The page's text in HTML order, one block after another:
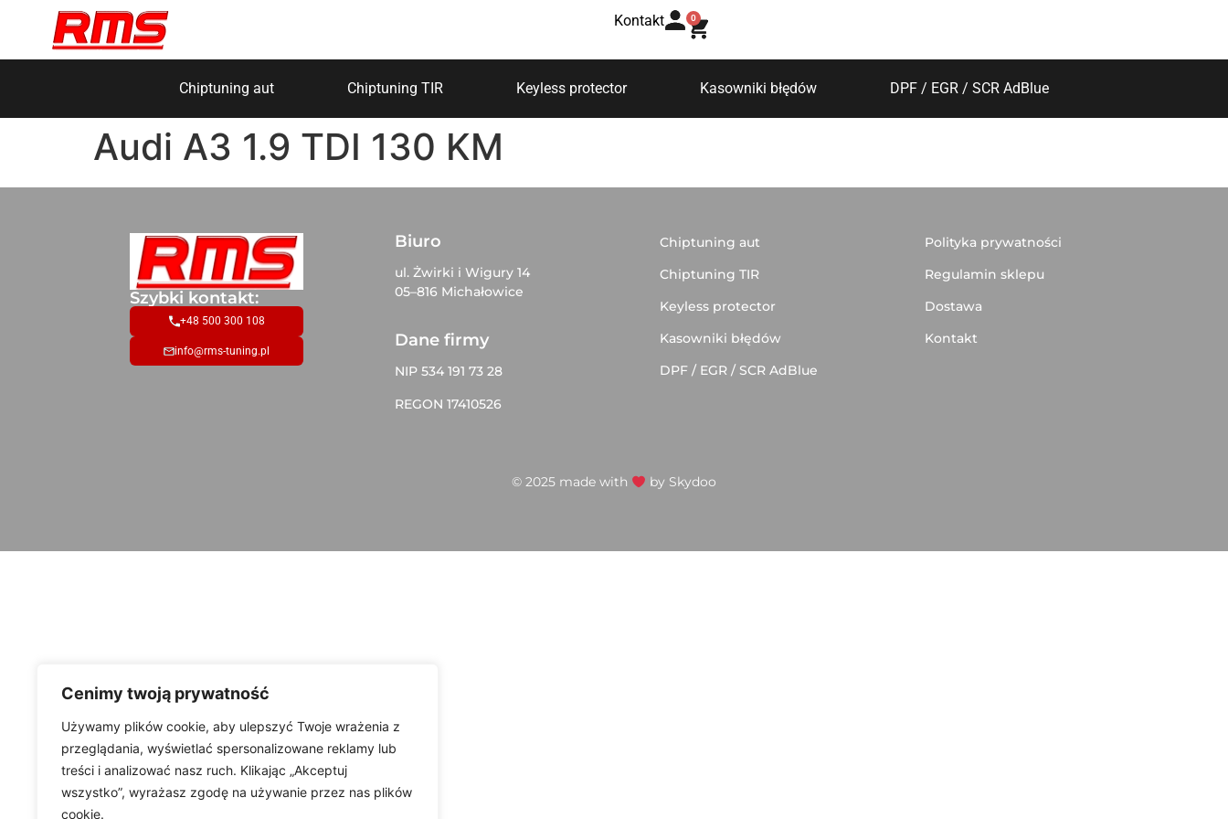
Cenimy twoją prywatność
Używamy plików cookie, aby ulepszyć Twoje wrażenia z
przeglądania, wyświetlać spersonalizowane reklamy lub
treści i analizować nasz ruch. Klikając „Akceptuj
wszystko”, wyrażasz zgodę na używanie przez nas plików
cookie.
Kontakt 0
Chiptuning aut Chiptuning TIR Keyless protector Kasowniki błędów DPF / EGR / SCR AdBlue
Audi A3 1.9 TDI 130 KM
Szybki kontakt:
+48 500 300 108
info@rms-tuning.pl
Biuro
ul. Żwirki i Wigury 14
05–816 Michałowice
Dane firmy
NIP 534 191 73 28
REGON 17410526
Chiptuning aut
Chiptuning TIR
Keyless protector
Kasowniki błędów
DPF / EGR / SCR AdBlue
Polityka prywatności
Regulamin sklepu
Dostawa
Kontakt
© 2025 made with by Skydoo